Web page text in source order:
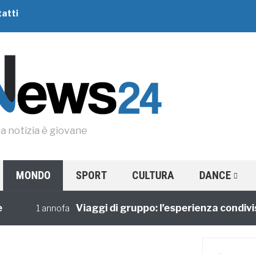
notizia è giovane
MONDO SPORT CULTURA DANCE
1 annofa Viaggi di gruppo: l’esperienza condivisa